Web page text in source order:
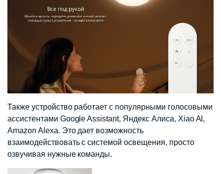
Также устройство работает с популярными голосовыми
ассистентами Google Assistant, Яндекс Алиса, Xiao AI,
Amazon Alexa. Это дает возможность
взаимодействовать с системой освещения, просто
озвучивая нужные команды.